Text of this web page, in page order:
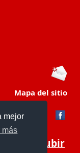
mejor
más
Mapa del sitio
Subir